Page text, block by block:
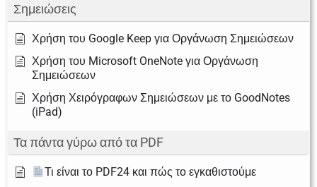
Σημειώσεις
Χρήση του Google Keep για Οργάνωση Σημειώσεων
Χρήση του Microsoft OneNote για Οργάνωση
Σημειώσεων
Χρήση Χειρόγραφων Σημειώσεων με το GoodNotes
(iPad)
Τα πάντα γύρω από τα PDF
Τι είναι το PDF24 και πώς το εγκαθιστούμε